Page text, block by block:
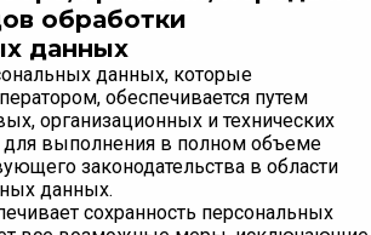
обработки
данных
данных, которые
обеспечивается путем
организационных и технических
выполнения в полном объеме
законодательства в области
данных.
сохранность персональных